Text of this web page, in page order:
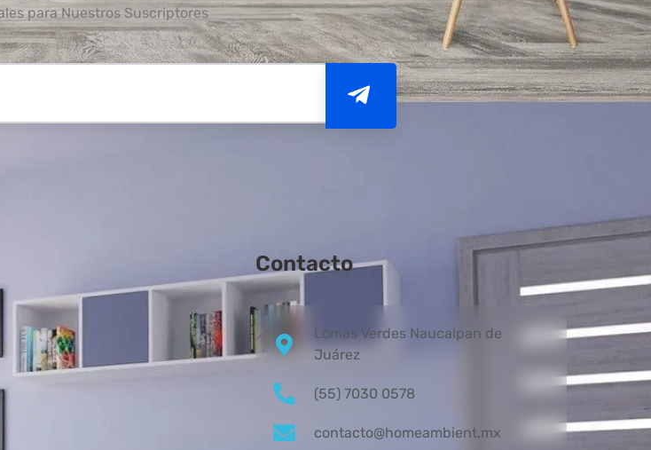
para Nuestros Suscriptores
Contacto
Lomas Verdes Naucalpan de
Juárez
(55) 7030 0578
contacto@homeambient.mx